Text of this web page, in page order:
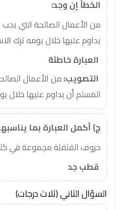
الخطأ إن وجد:
من الأعمال الصالحة التي
يداوم عليها خلال يومه ترك
العبارة خاطئة
التصويب:من الأعمال
المسلم أن يداوم عليها خلال
ج) أكمل العبارة بما
حروف القلقلة مجموعة في
قطب جد
السؤال الثاني (ثلاث درجات)